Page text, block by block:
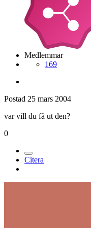
Medlemmar
169
Postad 25 mars 2004
var vill du få ut den?
0
Citera